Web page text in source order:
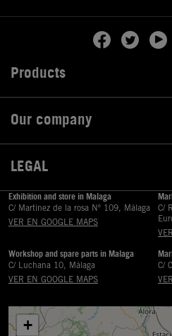
Products
Our company
LEGAL
Exhibition and store in Malaga
C/ Martinez de la rosa Nº 109, Málaga
VER EN GOOGLE MAPS
C/
Workshop and spare parts in Malaga
C/ Luchana 10, Málaga
VER EN GOOGLE MAPS
C/
+